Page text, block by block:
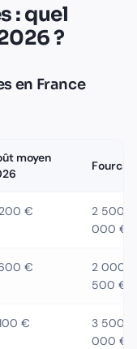
: quel
?
en France
moyen
€
2 500–7
000 €
€
2
500 €
€
3
000 €